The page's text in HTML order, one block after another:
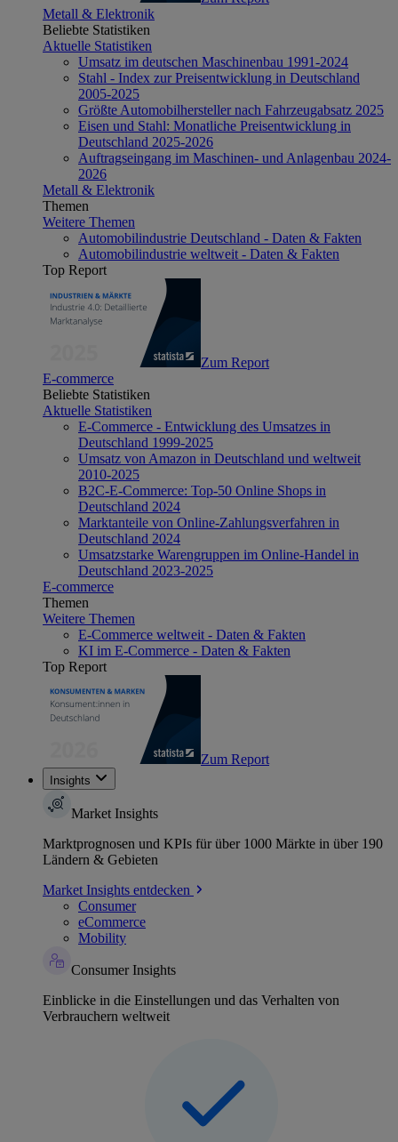
Metall & Elektronik
Beliebte Statistiken
Aktuelle Statistiken
Umsatz im deutschen Maschinenbau 1991-2024
Stahl - Index zur Preisentwicklung in Deutschland
2005-2025
Größte Automobilhersteller nach Fahrzeugabsatz 2025
Eisen und Stahl: Monatliche Preisentwicklung in
Deutschland 2025-2026
Auftragseingang im Maschinen- und Anlagenbau 2024-
2026
Metall & Elektronik
Themen
Weitere Themen
Automobilindustrie Deutschland - Daten & Fakten
Automobilindustrie weltweit - Daten & Fakten
Top Report
Zum Report
E-commerce
Beliebte Statistiken
Aktuelle Statistiken
E-Commerce - Entwicklung des Umsatzes in
Deutschland 1999-2025
Umsatz von Amazon in Deutschland und weltweit
2010-2025
B2C-E-Commerce: Top-50 Online Shops in
Deutschland 2024
Marktanteile von Online-Zahlungsverfahren in
Deutschland 2024
Umsatzstarke Warengruppen im Online-Handel in
Deutschland 2023-2025
E-commerce
Themen
Weitere Themen
E-Commerce weltweit - Daten & Fakten
KI im E-Commerce - Daten & Fakten
Top Report
Zum Report
Insights
Market Insights
Marktprognosen und KPIs für über 1000 Märkte in über 190
Ländern & Gebieten
Market Insights entdecken
Consumer
eCommerce
Mobility
Consumer Insights
Einblicke in die Einstellungen und das Verhalten von
Verbrauchern weltweit